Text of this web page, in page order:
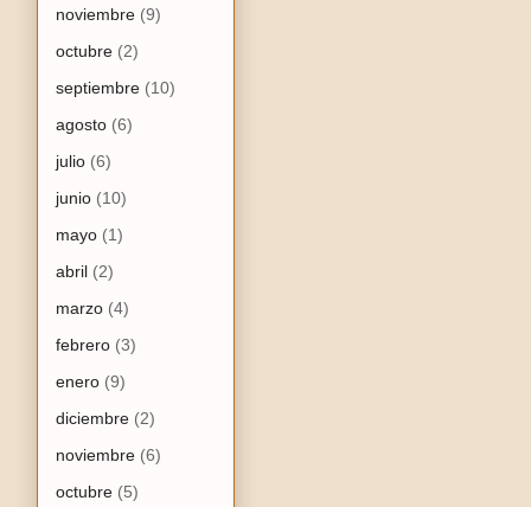
noviembre (9)
octubre (2)
septiembre (10)
agosto (6)
julio (6)
junio (10)
mayo (1)
abril (2)
marzo (4)
febrero (3)
enero (9)
diciembre (2)
noviembre (6)
octubre (5)